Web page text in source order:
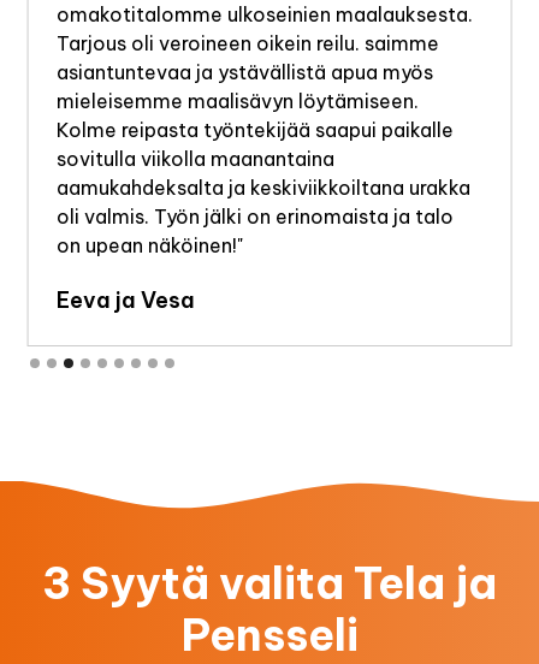
saimme
myös
paikalle
urakka
ja talo
maalausurakasta. Valmista tuli jo
ensimmäisenä päivänä. Tela ja
teki tarkkaa, huolellista ja
Täyden kympin arvoinen
Pertti
Slide 4 of 9.
3 Syytä valita Tela ja
Pensseli